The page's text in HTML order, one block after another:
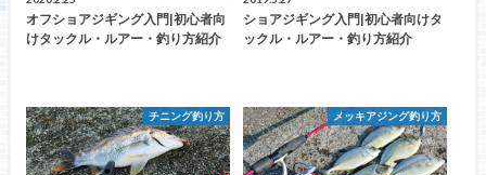
オフショアジギング入門|初心者向
けタックル・ルアー・釣り方紹介
ショアジギング入門|初心者向けタ
ックル・ルアー・釣り方紹介
チニング釣り方 メッキアジング釣り方